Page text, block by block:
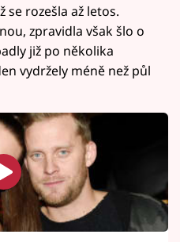
se rozešla až letos.
zpravidla však šlo o
již po několika
vydržely méně než půl